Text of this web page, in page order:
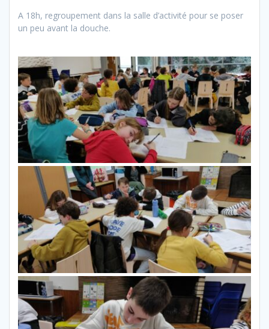
A 18h, regroupement dans la salle d’activité pour se poser
un peu avant la douche.